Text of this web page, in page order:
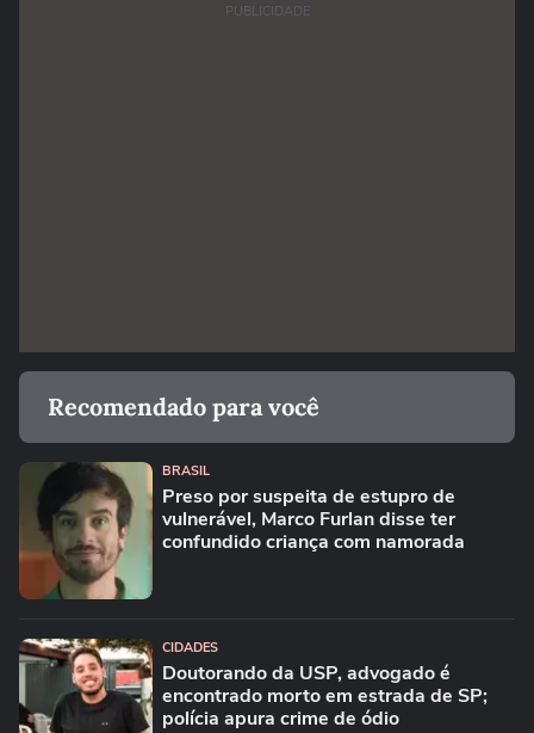
PUBLICIDADE
Recomendado para você
BRASIL
Preso por suspeita de estupro de
vulnerável, Marco Furlan disse ter
confundido criança com namorada
CIDADES
Doutorando da USP, advogado é
encontrado morto em estrada de SP;
polícia apura crime de ódio